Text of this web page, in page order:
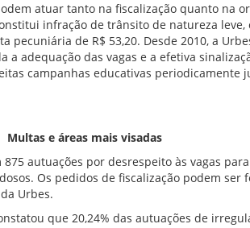
atuar tanto na fiscalização quanto na
infração de trânsito de natureza leve,
pecuniária de R$ 53,20. Desde 2010, a
a adequação das vagas e a efetiva
campanhas educativas periodicamente
Multas e áreas mais visadas
autuações por desrespeito às vagas
Os pedidos de fiscalização podem ser
Urbes.
que 20,24% das autuações de